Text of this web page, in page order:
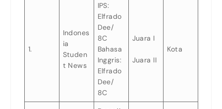
1.
Indones
ia
Studen
t News
IPS:
Elfrado
Dee/
8C
Bahasa
Inggris:
Elfrado
Dee/
8C
Juara I
Juara II
Kota